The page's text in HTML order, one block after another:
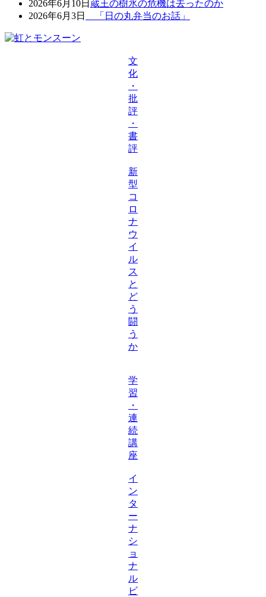
2026年6月10日 蔵王の樹氷の危機は去ったのか
2026年6月3日
「日の丸弁当のお話」
文
化
・
批
評
・
書
評
新
型
コ
ロ
ナ
ウ
イ
ル
ス
と
ど
う
闘
う
か
学
習
・
連
続
講
座
イ
ン
タ
ー
ナ
シ
ョ
ナ
ル
ビ